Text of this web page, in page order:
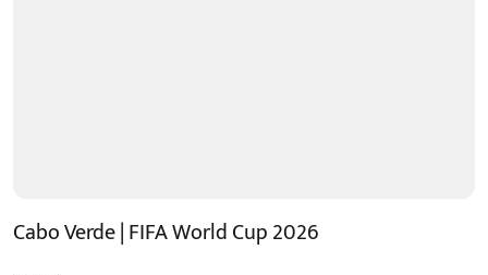
Cabo Verde | FIFA World Cup 2026